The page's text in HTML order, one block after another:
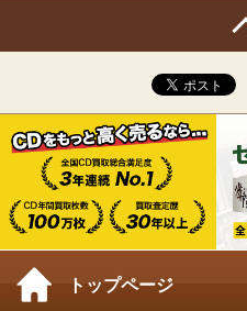
トップページ